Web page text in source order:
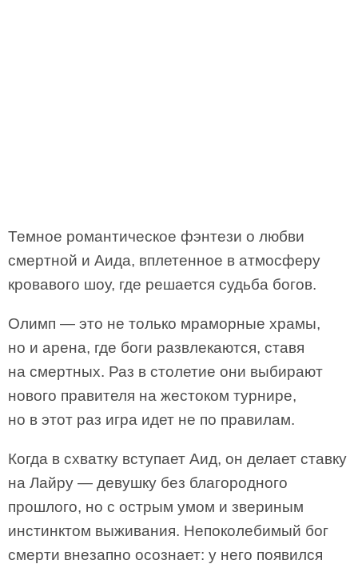
Темное романтическое фэнтези о любви
смертной и Аида, вплетенное в атмосферу
кровавого шоу, где решается судьба богов.
Олимп — это не только мраморные храмы,
но и арена, где боги развлекаются, ставя
на смертных. Раз в столетие они выбирают
нового правителя на жестоком турнире,
но в этот раз игра идет не по правилам.
Когда в схватку вступает Аид, он делает ставку
на Лайру — девушку без благородного
прошлого, но с острым умом и звериным
инстинктом выживания. Непоколебимый бог
смерти внезапно осознает: у него появился